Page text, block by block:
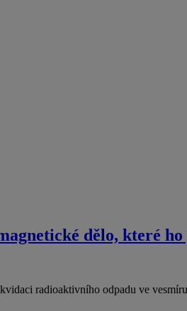
dělo, které ho
radioaktivního odpadu ve